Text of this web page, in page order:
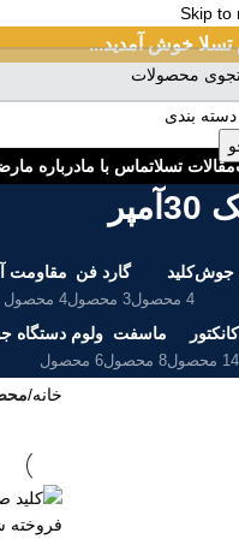
Skip to
خوش آمدید...
دسته بندی
مقالات تسلاتماس با مادرباره ما
جوشکلید
4 محصول
گارد فن
3 محصول
مقاومت
4 محصول
کانکتور
14 محصول
ماسفت
8 محصول
ولوم دستگاه
6 محصول
خانه/
فروخته